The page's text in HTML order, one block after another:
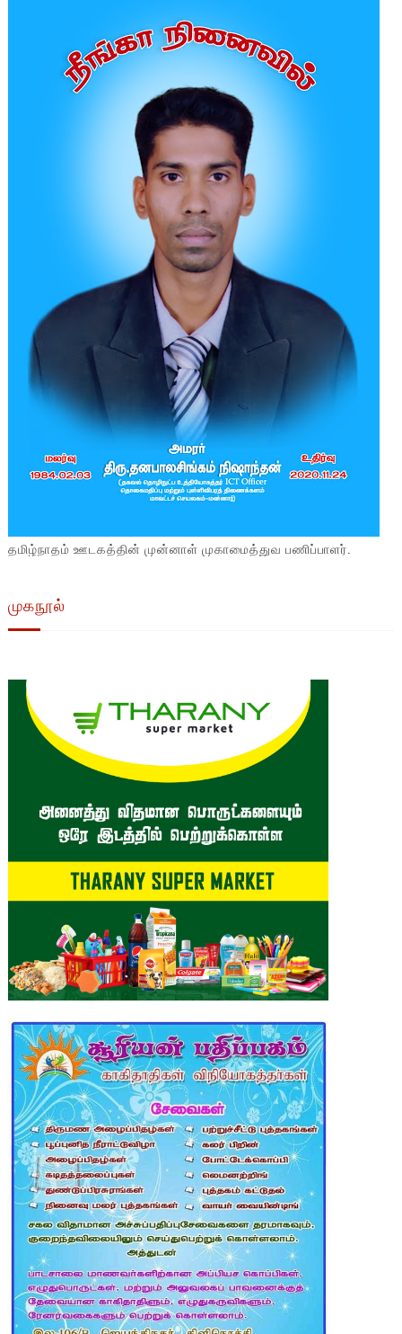
தமிழ்நாதம் ஊடகத்தின் முன்னாள் முகாமைத்துவ பணிப்பாளர்.
முகநூல்